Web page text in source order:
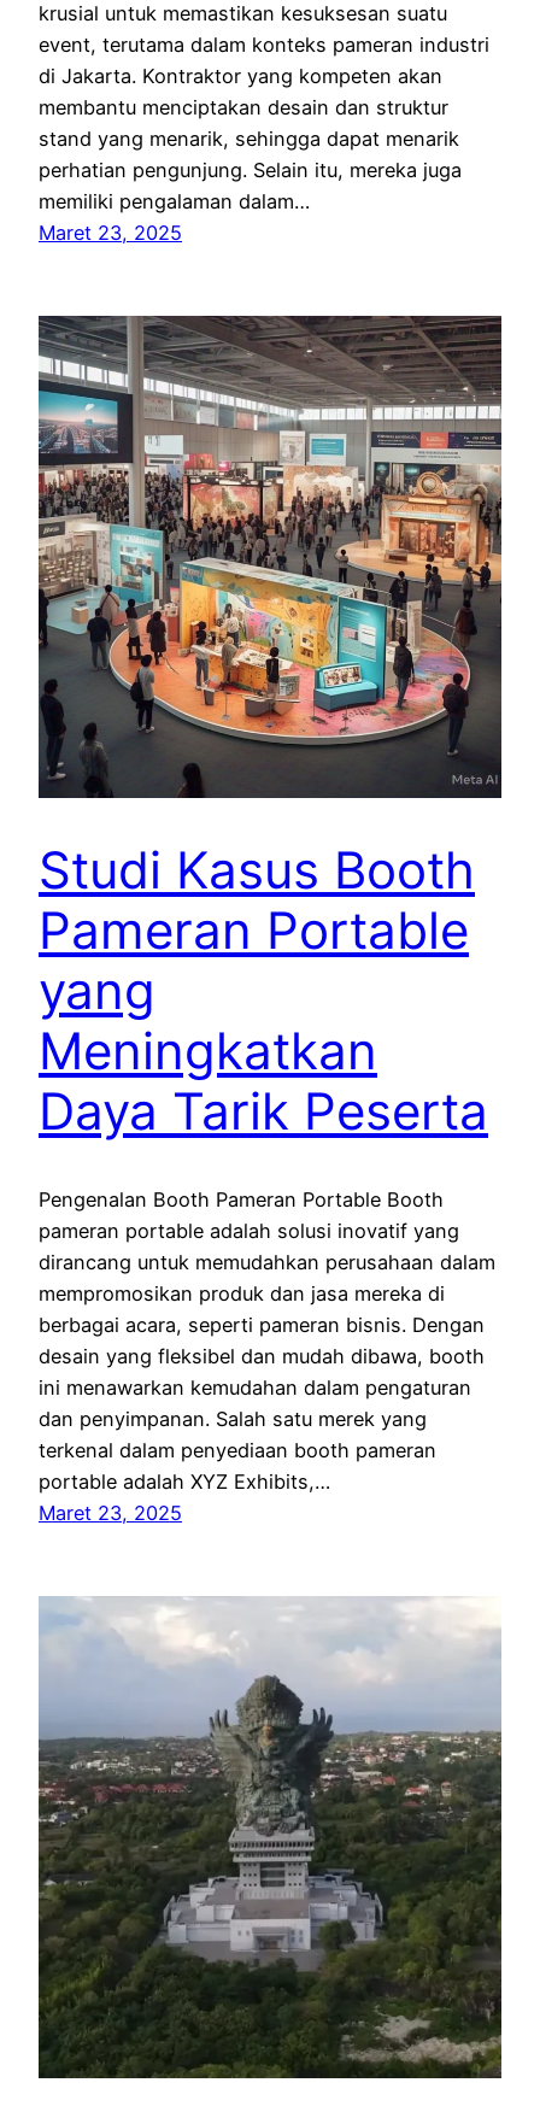
krusial untuk memastikan kesuksesan suatu
event, terutama dalam konteks pameran industri
di Jakarta. Kontraktor yang kompeten akan
membantu menciptakan desain dan struktur
stand yang menarik, sehingga dapat menarik
perhatian pengunjung. Selain itu, mereka juga
memiliki pengalaman dalam…
Maret 23, 2025
Studi Kasus Booth
Pameran Portable
yang
Meningkatkan
Daya Tarik Peserta
Pengenalan Booth Pameran Portable Booth
pameran portable adalah solusi inovatif yang
dirancang untuk memudahkan perusahaan dalam
mempromosikan produk dan jasa mereka di
berbagai acara, seperti pameran bisnis. Dengan
desain yang fleksibel dan mudah dibawa, booth
ini menawarkan kemudahan dalam pengaturan
dan penyimpanan. Salah satu merek yang
terkenal dalam penyediaan booth pameran
portable adalah XYZ Exhibits,…
Maret 23, 2025